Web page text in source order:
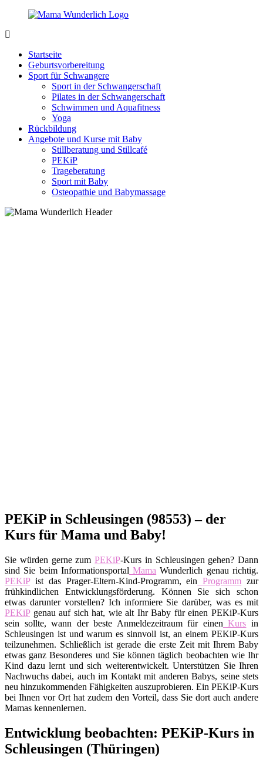
Zurück
Inhalt
sein
wunderbar!
Startseite
Geburtsvorbereitung
Sport für Schwangere
Sport in der Schwangerschaft
Pilates in der Schwangerschaft
Schwimmen und Aquafitness
Yoga
Rückbildung
Angebote und Kurse mit Baby
Stillberatung und Stillcafé
PEKiP
Trageberatung
Sport mit Baby
Osteopathie und Babymassage
PEKiP in Schleusingen (98553) – der
Kurs für Mama und Baby!
Sie würden gerne zum PEKiP-Kurs in Schleusingen gehen? Dann
sind Sie beim Informationsportal Mama Wunderlich genau richtig.
PEKiPist das Prager-Eltern-Kind-Programm, ein Programm zur
frühkindlichen Entwicklungsförderung. Können Sie sich schon
etwas darunter vorstellen? Ich informiere Sie darüber, was es mit
PEKiPgenau auf sich hat, wie alt Ihr Baby für einen PEKiP-Kurs
sein sollte, wann der beste Anmeldezeitraum für einen Kurs in
Schleusingen ist und warum es sinnvoll ist, an einem PEKiP-Kurs
teilzunehmen. Schließlich ist gerade die erste Zeit mit Ihrem Baby
etwas ganz Besonderes und Sie können täglich beobachten wie Ihr
Kind dazu lernt und sich weiterentwickelt. Unterstützen Sie Ihren
Nachwuchs dabei, auch im Kontakt mit anderen Babys, seine stets
neu hinzukommenden Fähigkeiten auszuprobieren. Ein PEKiP-Kurs
bei Ihnen vor Ort hat zudem den Vorteil, dass Sie dort auch andere
Mamas kennenlernen.
Entwicklung beobachten: PEKiP-Kurs in
Schleusingen (Thüringen)